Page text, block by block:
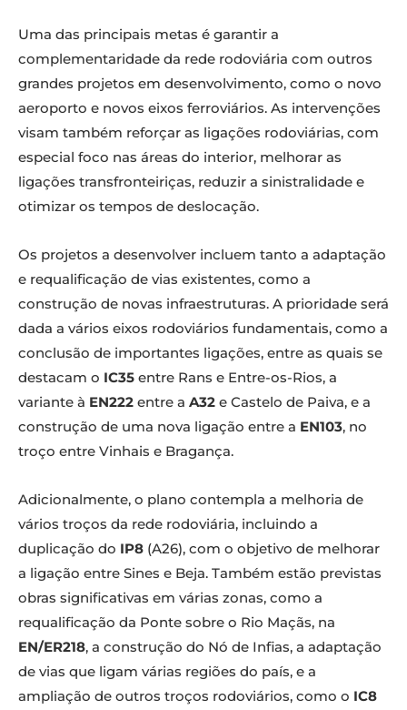
Uma das principais metas é garantir a
complementaridade da rede rodoviária com outros
grandes projetos em desenvolvimento, como o novo
aeroporto e novos eixos ferroviários. As intervenções
visam também reforçar as ligações rodoviárias, com
especial foco nas áreas do interior, melhorar as
ligações transfronteiriças, reduzir a sinistralidade e
otimizar os tempos de deslocação.
Os projetos a desenvolver incluem tanto a adaptação
e requalificação de vias existentes, como a
construção de novas infraestruturas. A prioridade será
dada a vários eixos rodoviários fundamentais, como a
conclusão de importantes ligações, entre as quais se
destacam o IC35 entre Rans e Entre-os-Rios, a
variante à EN222 entre a A32 e Castelo de Paiva, e a
construção de uma nova ligação entre a EN103, no
troço entre Vinhais e Bragança.
Adicionalmente, o plano contempla a melhoria de
vários troços da rede rodoviária, incluindo a
duplicação do IP8 (A26), com o objetivo de melhorar
a ligação entre Sines e Beja. Também estão previstas
obras significativas em várias zonas, como a
requalificação da Ponte sobre o Rio Maçãs, na
EN/ER218, a construção do Nó de Infias, a adaptação
de vias que ligam várias regiões do país, e a
ampliação de outros troços rodoviários, como o IC8